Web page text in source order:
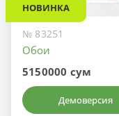
НОВИНКА
№ 83251
Обои
5150000 сум
Демоверсия